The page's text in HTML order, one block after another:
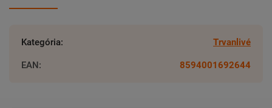
Kategória: Trvanlivé
EAN: 8594001692644